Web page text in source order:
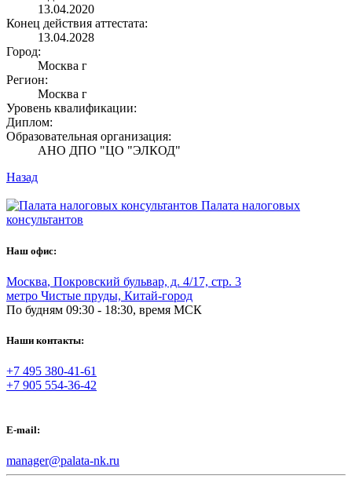
13.04.2020
Конец действия аттестата:
13.04.2028
Город:
Москва г
Регион:
Москва г
Уровень квалификации:
Диплом:
Образовательная организация:
АНО ДПО "ЦО "ЭЛКОД"
Назад
Палата налоговых
консультантов
Наш офис:
Москва, Покровский бульвар, д. 4/17, стр. 3
метро Чистые пруды, Китай-город
По будням 09:30 - 18:30, время МСК
Наши контакты:
+7 495 380-41-61
+7 905 554-36-42
E-mail:
manager@palata-nk.ru